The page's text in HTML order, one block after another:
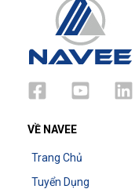
VỀ NAVEE
Trang Chủ
Tuyển Dụng